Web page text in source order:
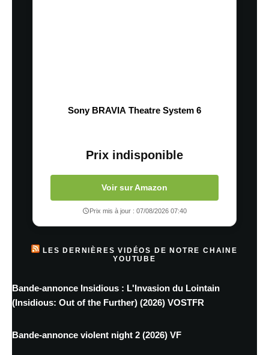
Sony BRAVIA Theatre System 6
Prix indisponible
Voir sur Amazon
Prix mis à jour : 07/08/2026 07:40
LES DERNIÈRES VIDÉOS DE NOTRE CHAINE
YOUTUBE
Bande-annonce Insidious : L'Invasion du Lointain
(Insidious: Out of the Further) (2026) VOSTFR
Bande-annonce violent night 2 (2026) VF